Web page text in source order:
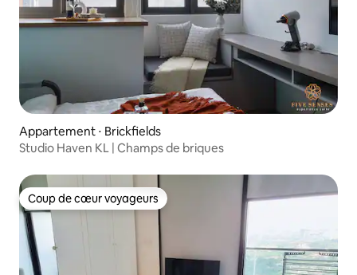
Appartement ⋅ Brickfields
Studio Haven KL | Champs de briques
Coup de cœur voyageurs
Coup de cœur voyageurs